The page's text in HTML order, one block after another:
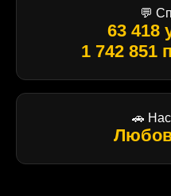
💬
63 418
1 742 851
🚗